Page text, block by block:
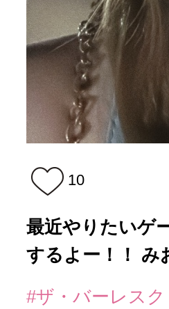
10
最近やりたいゲ
するよー！！ み
#ザ・バーレスク